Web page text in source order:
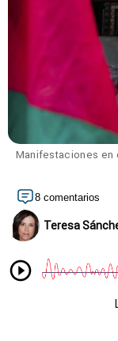
Manifestaciones en
8 comentarios
Teresa